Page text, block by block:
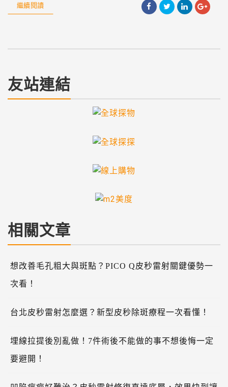
繼續閱讀
友站連結
相關文章
想改善毛孔粗大與斑點？PICO Q皮秒雷射關鍵優勢一
次看！
台北皮秒雷射怎麼選？新型皮秒除斑療程一次看懂！
埋線拉提後別亂做！7件術後不能做的事不想後悔一定
要避開！